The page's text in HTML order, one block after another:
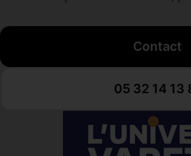
Contact
05 32 14 13